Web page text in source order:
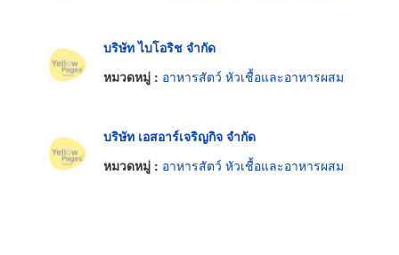
บริษัท ไบโอริช จำกัด
หมวดหมู่ : อาหารสัตว์ หัวเชื้อและอาหารผสม
บริษัท เอสอาร์เจริญกิจ จำกัด
หมวดหมู่ : อาหารสัตว์ หัวเชื้อและอาหารผสม